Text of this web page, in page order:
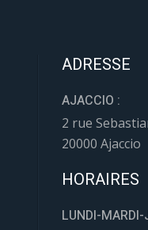
ADRESSE
AJACCIO :
2 rue
20000 Ajaccio
HORAIRES
LUNDI-MARDI-